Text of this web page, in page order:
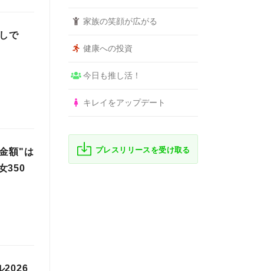
で
額"は
350
2026
家族の笑顔が広がる
健康への投資
今日も推し活！
キレイをアップデート
プレスリリースを受け取る